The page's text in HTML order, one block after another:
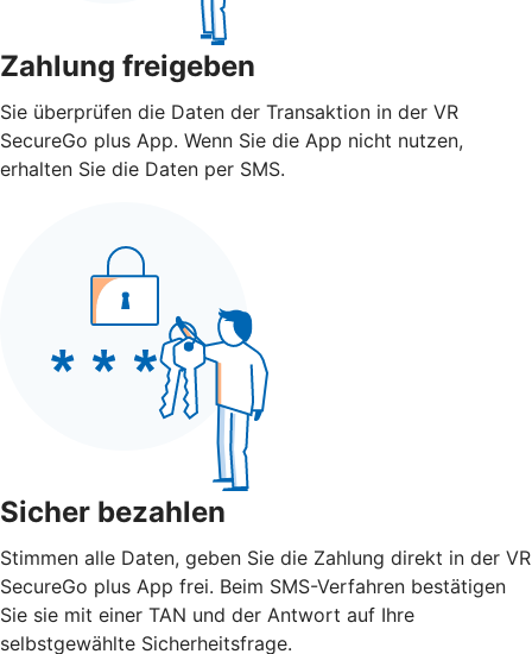
Zahlung freigeben
Sie überprüfen die Daten der Transaktion in der VR
SecureGo plus App. Wenn Sie die App nicht nutzen,
erhalten Sie die Daten per SMS.
Sicher bezahlen
Stimmen alle Daten, geben Sie die Zahlung direkt in der VR
SecureGo plus App frei. Beim SMS-Verfahren bestätigen
Sie sie mit einer TAN und der Antwort auf Ihre
selbstgewählte Sicherheitsfrage.